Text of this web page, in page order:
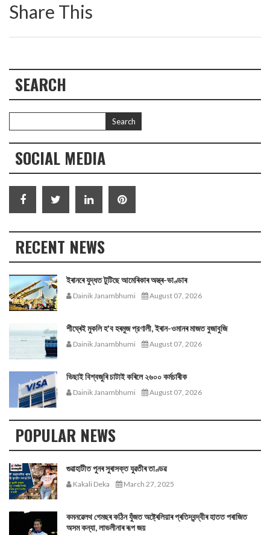
Share This
SEARCH
SOCIAL MEDIA
RECENT NEWS
ইৰানৰে যুদ্ধত টুটিছে আমেৰিকাৰ অস্ত্ৰ-ভাণ্ডাৰ
Dainik Janambhumi August 07, 2026
শীঘ্ৰেই মুকলি হ'ব হৰমুজ প্রণালী, ইৰান-ওমানৰ মাজত বুজাবুজি
Dainik Janambhumi August 07, 2026
ভিছাই বিশ্বজুৰি চাটাই কৰিলে ২৬০০ কৰ্মচাৰীক
Dainik Janambhumi August 07, 2026
POPULAR NEWS
গুৱাহাটীত পুনৰ সুৰাসক্ত যুৱতীৰ তাণ্ডৱ
Kakali Deka March 27, 2025
কমনৱেলথ গেমছৰ কঠিন যুঁজত অষ্ট্ৰেলিয়াৰ প্ৰতিদ্বন্দ্বীৰ হাতত পৰাজিত
অসম কন্যা, লাভলীনাৰ ৰূপ জয়